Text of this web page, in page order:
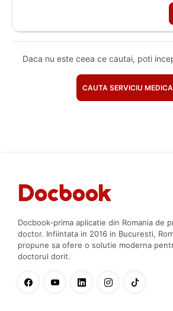
Daca nu este ceea ce cautai, poti
CAUTA SERVICIU
Docbook-prima aplicatie din Romania de
doctor. Infiintata in 2016 in Bucuresti,
propune sa ofere o solutie moderna
doctorul dorit.